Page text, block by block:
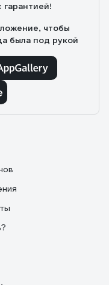
чтобы
была под рукой